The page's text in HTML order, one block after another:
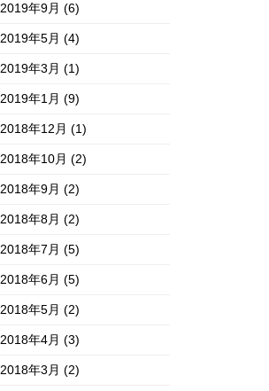
2019年9月(6)
2019年5月(4)
2019年3月(1)
2019年1月(9)
2018年12月(1)
2018年10月(2)
2018年9月(2)
2018年8月(2)
2018年7月(5)
2018年6月(5)
2018年5月(2)
2018年4月(3)
2018年3月(2)